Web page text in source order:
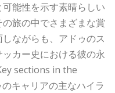
能性を示す素晴らしい
旅の中でさまざまな賞
ながらも、アドゥのス
カー史における彼の永
sections in the
キャリアの主なハイラ